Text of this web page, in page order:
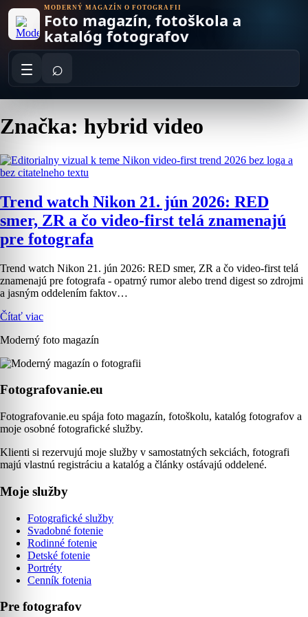
content
MODERNÝ MAGAZÍN O FOTOGRAFII
Foto magazín, fotoškola a
katalóg fotografov
⌕
Značka: hybrid video
Trend watch Nikon 21. jún 2026: RED
smer, ZR a čo video-first telá znamenajú
pre fotografa
Trend watch Nikon 21. jún 2026: RED smer, ZR a čo video-first telá
znamenajú pre fotografa - opatrný rumor alebo trend digest so zdrojmi
a jasným oddelením faktov…
Čítať viac
Moderný foto magazín
Fotografovanie.eu
Fotografovanie.eu spája foto magazín, fotoškolu, katalóg fotografov a
moje osobné fotografické služby.
Klienti si rezervujú moje služby v samostatných sekciách, fotografi
majú vlastnú registráciu a katalóg a články ostávajú oddelené.
Moje služby
Fotografické služby
Svadobné fotenie
Rodinné fotenie
Detské fotenie
Portréty
Cenník fotenia
Pre fotografov